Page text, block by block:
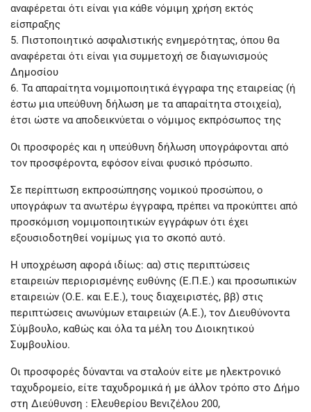
αναφέρεται ότι είναι για κάθε νόμιμη χρήση εκτός
είσπραξης
5. Πιστοποιητικό ασφαλιστικής ενημερότητας, όπου θα
αναφέρεται ότι είναι για συμμετοχή σε διαγωνισμούς
Δημοσίου
6. Τα απαραίτητα νομιμοποιητικά έγγραφα της εταιρείας (ή
έστω μια υπεύθυνη δήλωση με τα απαραίτητα στοιχεία),
έτσι ώστε να αποδεικνύεται ο νόμιμος εκπρόσωπος της
Οι προσφορές και η υπεύθυνη δήλωση υπογράφονται από
τον προσφέροντα, εφόσον είναι φυσικό πρόσωπο.
Σε περίπτωση εκπροσώπησης νομικού προσώπου, ο
υπογράφων τα ανωτέρω έγγραφα, πρέπει να προκύπτει από
προσκόμιση νομιμοποιητικών εγγράφων ότι έχει
εξουσιοδοτηθεί νομίμως για το σκοπό αυτό.
Η υποχρέωση αφορά ιδίως: αα) στις περιπτώσεις
εταιρειών περιορισμένης ευθύνης (Ε.Π.Ε.) και προσωπικών
εταιρειών (Ο.Ε. και Ε.Ε.), τους διαχειριστές, ββ) στις
περιπτώσεις ανωνύμων εταιρειών (Α.Ε.), τον Διευθύνοντα
Σύμβουλο, καθώς και όλα τα μέλη του Διοικητικού
Συμβουλίου.
Οι προσφορές δύνανται να σταλούν είτε με ηλεκτρονικό
ταχυδρομείο, είτε ταχυδρομικά ή με άλλον τρόπο στο Δήμο
στη Διεύθυνση : Ελευθερίου Βενιζέλου 200,